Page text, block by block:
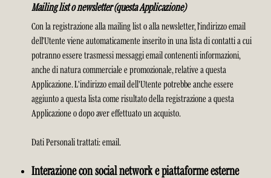
Mailing list o newsletter (questa Applicazione)
Con la registrazione alla mailing list o alla newsletter, l’indirizzo email
dell’Utente viene automaticamente inserito in una lista di contatti a cui
potranno essere trasmessi messaggi email contenenti informazioni,
anche di natura commerciale e promozionale, relative a questa
Applicazione. L'indirizzo email dell'Utente potrebbe anche essere
aggiunto a questa lista come risultato della registrazione a questa
Applicazione o dopo aver effettuato un acquisto.
Dati Personali trattati: email.
Interazione con social network e piattaforme esterne